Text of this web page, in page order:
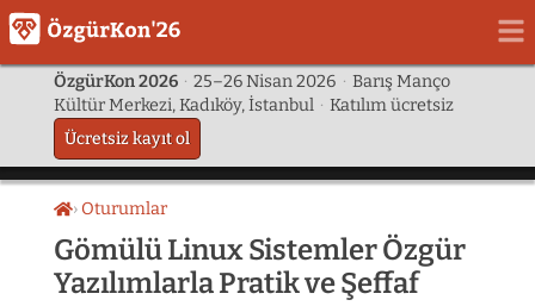
ÖzgürKon 2026 · 25–26 Nisan 2026 · Barış Manço
Kültür Merkezi, Kadıköy, İstanbul · Katılım ücretsiz
Ücretsiz kayıt ol
Ana
sayfa
Oturumlar
Gömülü Linux Sistemler Özgür
Yazılımlarla Pratik ve Şeffaf